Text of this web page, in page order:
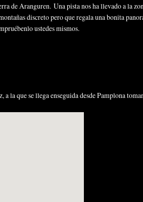
de Aranguren. Una pista nos ha llevado a la
discreto pero que regala una bonita
ustedes mismos.
a la que se llega enseguida desde Pamplona